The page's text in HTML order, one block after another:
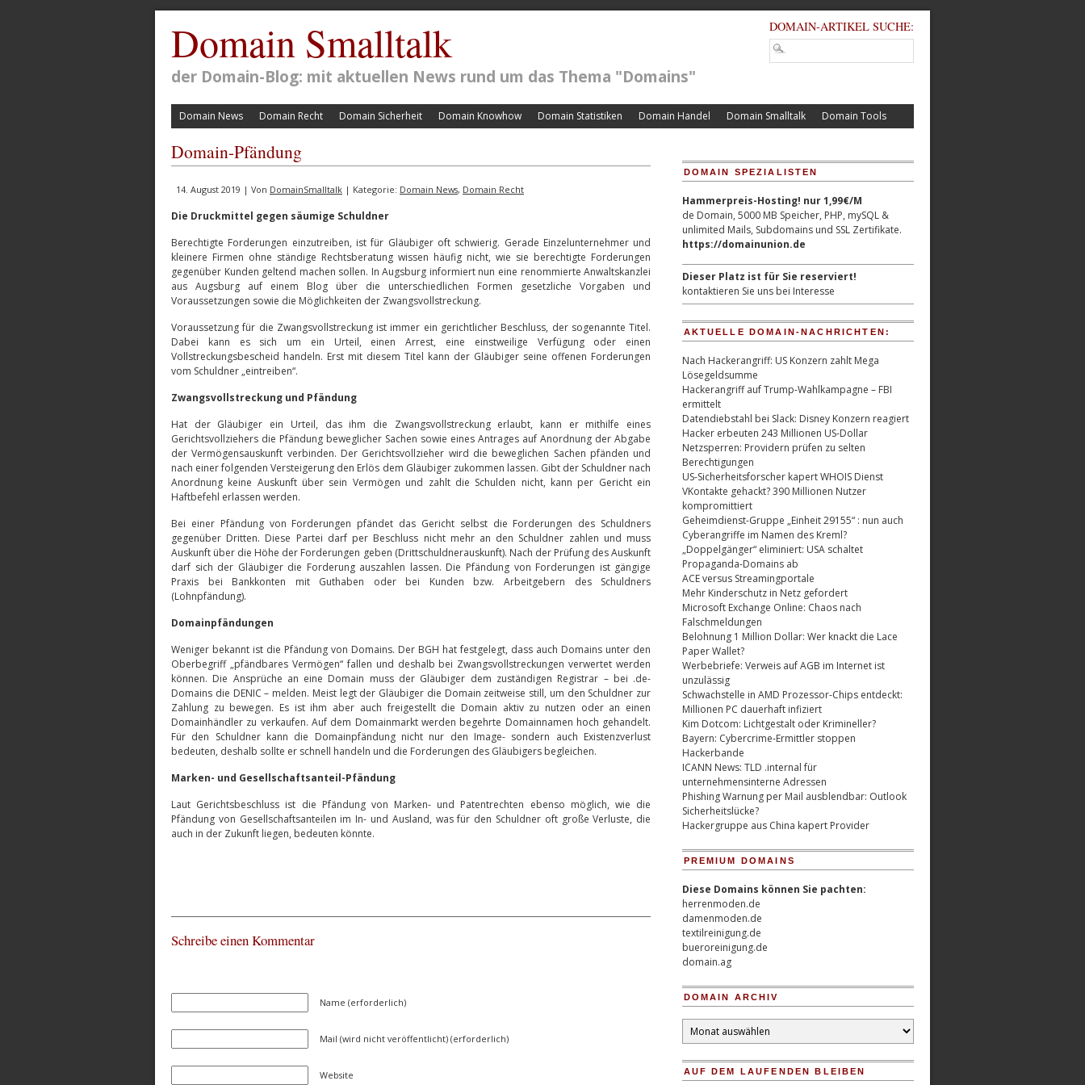
Domain Smalltalk
der Domain-Blog: mit aktuellen News rund um das Thema "Domains"
DOMAIN-ARTIKEL SUCHE:
Domain News Domain Recht Domain Sicherheit Domain Knowhow Domain Statistiken Domain Handel Domain Smalltalk Domain Tools
Domain-Pfändung
14. August 2019 | Von DomainSmalltalk | Kategorie: Domain News, Domain Recht
Die Druckmittel gegen säumige Schuldner
Berechtigte Forderungen einzutreiben, ist für Gläubiger oft schwierig. Gerade Einzelunternehmer und
kleinere Firmen ohne ständige Rechtsberatung wissen häufig nicht, wie sie berechtigte Forderungen
gegenüber Kunden geltend machen sollen. In Augsburg informiert nun eine renommierte Anwaltskanzlei
aus Augsburg auf einem Blog über die unterschiedlichen Formen gesetzliche Vorgaben und
Voraussetzungen sowie die Möglichkeiten der Zwangsvollstreckung.
Voraussetzung für die Zwangsvollstreckung ist immer ein gerichtlicher Beschluss, der sogenannte Titel.
Dabei kann es sich um ein Urteil, einen Arrest, eine einstweilige Verfügung oder einen
Vollstreckungsbescheid handeln. Erst mit diesem Titel kann der Gläubiger seine offenen Forderungen
vom Schuldner „eintreiben“.
Zwangsvollstreckung und Pfändung
Hat der Gläubiger ein Urteil, das ihm die Zwangsvollstreckung erlaubt, kann er mithilfe eines
Gerichtsvollziehers die Pfändung beweglicher Sachen sowie eines Antrages auf Anordnung der Abgabe
der Vermögensauskunft verbinden. Der Gerichtsvollzieher wird die beweglichen Sachen pfänden und
nach einer folgenden Versteigerung den Erlös dem Gläubiger zukommen lassen. Gibt der Schuldner nach
Anordnung keine Auskunft über sein Vermögen und zahlt die Schulden nicht, kann per Gericht ein
Haftbefehl erlassen werden.
Bei einer Pfändung von Forderungen pfändet das Gericht selbst die Forderungen des Schuldners
gegenüber Dritten. Diese Partei darf per Beschluss nicht mehr an den Schuldner zahlen und muss
Auskunft über die Höhe der Forderungen geben (Drittschuldnerauskunft). Nach der Prüfung des Auskunft
darf sich der Gläubiger die Forderung auszahlen lassen. Die Pfändung von Forderungen ist gängige
Praxis bei Bankkonten mit Guthaben oder bei Kunden bzw. Arbeitgebern des Schuldners
(Lohnpfändung).
Domainpfändungen
Weniger bekannt ist die Pfändung von Domains. Der BGH hat festgelegt, dass auch Domains unter den
Oberbegriff „pfändbares Vermögen“ fallen und deshalb bei Zwangsvollstreckungen verwertet werden
können. Die Ansprüche an eine Domain muss der Gläubiger dem zuständigen Registrar – bei .de-
Domains die DENIC – melden. Meist legt der Gläubiger die Domain zeitweise still, um den Schuldner zur
Zahlung zu bewegen. Es ist ihm aber auch freigestellt die Domain aktiv zu nutzen oder an einen
Domainhändler zu verkaufen. Auf dem Domainmarkt werden begehrte Domainnamen hoch gehandelt.
Für den Schuldner kann die Domainpfändung nicht nur den Image- sondern auch Existenzverlust
bedeuten, deshalb sollte er schnell handeln und die Forderungen des Gläubigers begleichen.
Marken- und Gesellschaftsanteil-Pfändung
Laut Gerichtsbeschluss ist die Pfändung von Marken- und Patentrechten ebenso möglich, wie die
Pfändung von Gesellschaftsanteilen im In- und Ausland, was für den Schuldner oft große Verluste, die
auch in der Zukunft liegen, bedeuten könnte.
Schreibe einen Kommentar
Name (erforderlich)
Mail (wird nicht veröffentlicht) (erforderlich)
Website
DOMAIN SPEZIALISTEN
Hammerpreis-Hosting! nur 1,99€/M
de Domain, 5000 MB Speicher, PHP, mySQL &
unlimited Mails, Subdomains und SSL Zertifikate.
https://domainunion.de
Dieser Platz ist für Sie reserviert!
kontaktieren Sie uns bei Interesse
AKTUELLE DOMAIN-NACHRICHTEN:
Nach Hackerangriff: US Konzern zahlt Mega
Lösegeldsumme
Hackerangriff auf Trump-Wahlkampagne – FBI
ermittelt
Datendiebstahl bei Slack: Disney Konzern reagiert
Hacker erbeuten 243 Millionen US-Dollar
Netzsperren: Providern prüfen zu selten
Berechtigungen
US-Sicherheitsforscher kapert WHOIS Dienst
VKontakte gehackt? 390 Millionen Nutzer
kompromittiert
Geheimdienst-Gruppe „Einheit 29155“ : nun auch
Cyberangriffe im Namen des Kreml?
„Doppelgänger“ eliminiert: USA schaltet
Propaganda-Domains ab
ACE versus Streamingportale
Mehr Kinderschutz in Netz gefordert
Microsoft Exchange Online: Chaos nach
Falschmeldungen
Belohnung 1 Million Dollar: Wer knackt die Lace
Paper Wallet?
Werbebriefe: Verweis auf AGB im Internet ist
unzulässig
Schwachstelle in AMD Prozessor-Chips entdeckt:
Millionen PC dauerhaft infiziert
Kim Dotcom: Lichtgestalt oder Krimineller?
Bayern: Cybercrime-Ermittler stoppen
Hackerbande
ICANN News: TLD .internal für
unternehmensinterne Adressen
Phishing Warnung per Mail ausblendbar: Outlook
Sicherheitslücke?
Hackergruppe aus China kapert Provider
PREMIUM DOMAINS
Diese Domains können Sie pachten:
herrenmoden.de
damenmoden.de
textilreinigung.de
bueroreinigung.de
domain.ag
DOMAIN ARCHIV
Domain
Archiv
AUF DEM LAUFENDEN BLEIBEN